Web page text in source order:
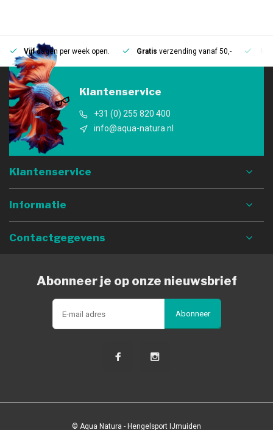
Vijfdagen per week open. Gratis verzending vanaf 50,-
Klantenservice
+31 (0) 255 820 400
info@aqua-natura.nl
Klantenservice
Informatie
Contactgegevens
Abonneer je op onze nieuwsbrief
Abonneer
© Aqua Natura - Hengelsport IJmuiden